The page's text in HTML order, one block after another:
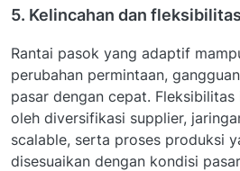
5. Kelincahan dan fleksibilitas
Rantai pasok yang adaptif
perubahan permintaan,
pasar dengan cepat.
oleh diversifikasi supplier,
scalable, serta proses produksi
disesuaikan dengan kondisi